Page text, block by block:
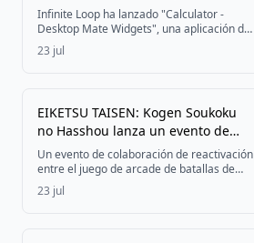
"Calculator - Desktop Mate
Widgets" y contenido descargable
de Hatsune Miku
Infinite Loop ha lanzado "Calculator -
Desktop Mate Widgets", una aplicación de
calculadora digital y hermana de la
plataforma de mascotas de escritorio
paquetes de personajes Vocaloid
planificados para agosto.
23 jul
EIKETSU TAISEN: Kogen Soukoku
no Hasshou lanza un evento de
colaboración de reactivación con el
artista de manga Masatoshi
Kawahara
Un evento de colaboración de reactivación
entre el juego de arcade de batallas de
cartas EIKETSU TAISEN: Kogen Soukoku no
Hasshou y las obras del artista de manga
23 jul